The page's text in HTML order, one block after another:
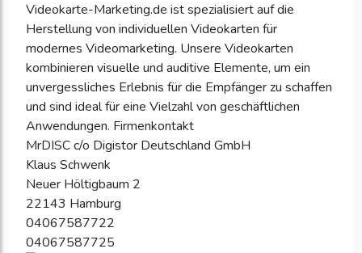
Videokarte-Marketing.de ist spezialisiert auf die
Herstellung von individuellen Videokarten für
modernes Videomarketing. Unsere Videokarten
kombinieren visuelle und auditive Elemente, um ein
unvergessliches Erlebnis für die Empfänger zu schaffen
und sind ideal für eine Vielzahl von geschäftlichen
Anwendungen. Firmenkontakt
MrDISC c/o Digistor Deutschland GmbH
Klaus Schwenk
Neuer Höltigbaum 2
22143 Hamburg
04067587722
04067587725